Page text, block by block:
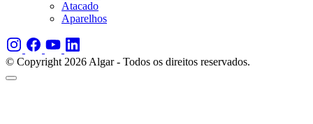
Atacado
Aparelhos
© Copyright 2026 Algar - Todos os direitos reservados.